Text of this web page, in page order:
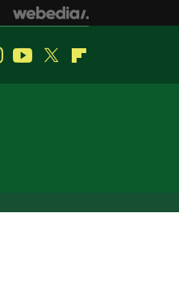
InstagramYoutube
Twitter